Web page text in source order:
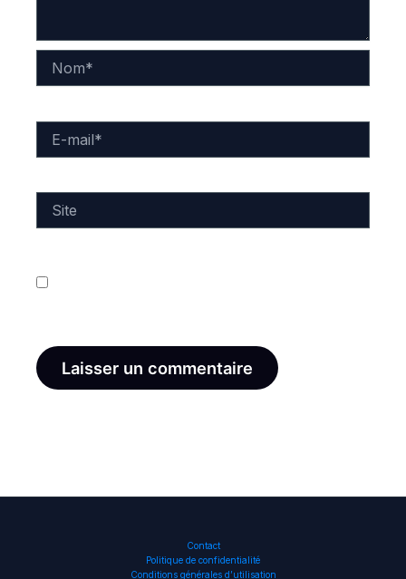
mail*
Contact
Politique de confidentialité
Conditions générales d’utilisation